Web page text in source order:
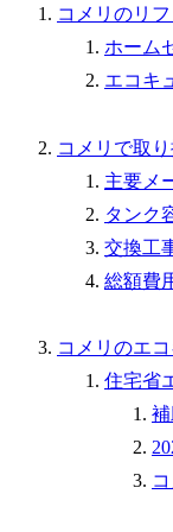
コメリのリ
ホーム
エコキ
コメリで取
主要メ
タンク
交換工
総額費
コメリのエ
住宅省